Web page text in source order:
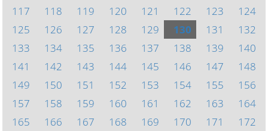
117
118 119 120 121 122 123
124
125
126 127 128 129 130 131
132
133
134 135 136 137 138 139
140
141
142 143 144 145 146 147
148
149
150 151 152 153 154 155
156
157
158 159 160 161 162 163
164
165
166 167 168 169 170 171
172